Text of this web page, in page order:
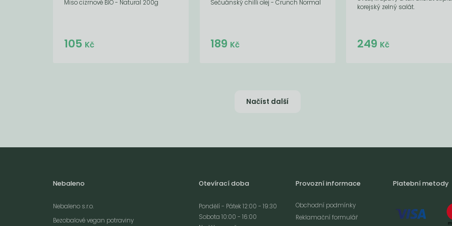
Miso cizrnové BIO - Natural 200g
Do košíku:
105 Kč
Sečuánský chilli olej - Crunch Normal
189 Kč
korejský zelný salát.
249 Kč
Načíst další
Nebaleno
Nebaleno s.r.o.
Bezobalové vegan potraviny
Otevírací doba
Pondělí - Pátek 12:00 - 19:30
Sobota 10:00 - 16:00
Provozní informace
Obchodní podmínky
Reklamační formulář
Platební metody